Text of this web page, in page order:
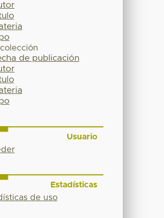
de publicación
Usuario
Estadísticas
de uso